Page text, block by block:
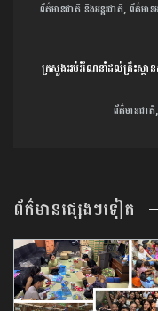
ព័ត៌មានជាតិ និងអន្តរជាតិ, ព័ត៌មាន
ក្រសួងអប់រំណែនាំ​ដល់គ្រឹះស្ថ
ព័ត៌មានជាតិ
ព័ត៌មានផ្សេងៗទៀត